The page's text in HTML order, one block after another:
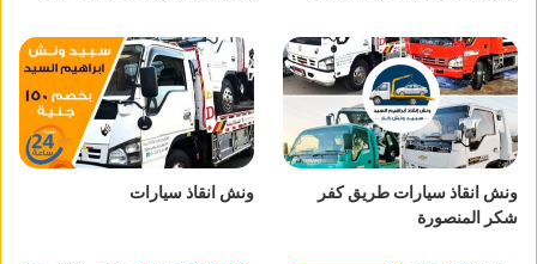
ونش انقاذ سيارات طريق كفر
شكر المنصورة
ونش انقاذ سيارات